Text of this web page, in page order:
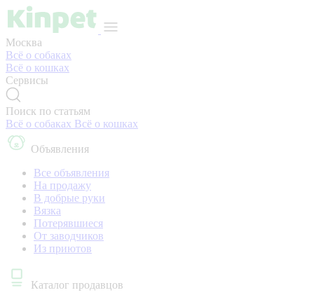
Москва
Всё о собаках
Всё о кошках
Сервисы
Поиск по статьям
Всё о собаках Всё о кошках
Объявления
Все объявления
На продажу
В добрые руки
Вязка
Потерявшиеся
От заводчиков
Из приютов
Каталог продавцов